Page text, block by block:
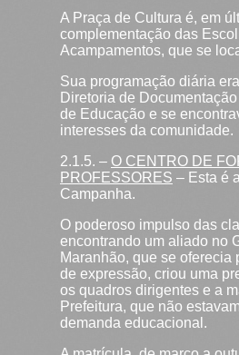
A Praça de Cultura é, em
complementação das
Acampamentos, que se
Sua programação diária
Diretoria de
de Educação e se
interesses da comunidade.
2.1.5. – O CENTRO DE
PROFESSORES – Esta é
Campanha.
O poderoso impulso das
encontrando um aliado no
Maranhão, que se oferecia
de expressão, criou uma
os quadros dirigentes e a
Prefeitura, que não
demanda educacional.